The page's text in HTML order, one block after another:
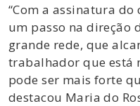
“Com a assinatura
um passo na direção
grande rede, que
trabalhador que está
pode ser mais forte
destacou Maria do